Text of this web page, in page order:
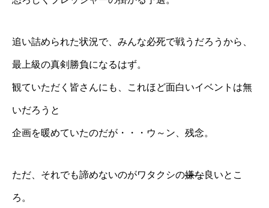
追い詰められた状況で、みんな必死で戦うだろうから、
最上級の真剣勝負になるはず。
観ていただく皆さんにも、これほど面白いイベントは無
いだろうと
企画を暖めていたのだが・・・ウ～ン、残念。
ただ、それでも諦めないのがワタクシの嫌な良いとこ
ろ。